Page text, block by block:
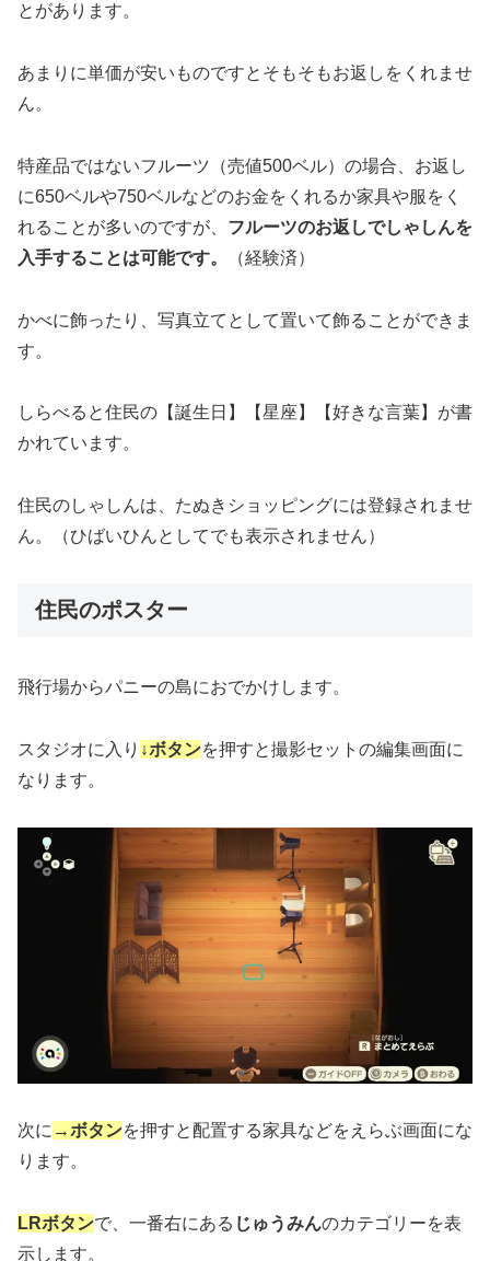
とがあります。
あまりに単価が安いものですとそもそもお返しをくれませ
ん。
特産品ではないフルーツ（売値500ベル）の場合、お返し
に650ベルや750ベルなどのお金をくれるか家具や服をく
れることが多いのですが、 フルーツのお返しでしゃしんを
入手することは可能です。
（経験済）
かべに飾ったり、写真立てとして置いて飾ることができま
す。
しらべると住民の【誕生日】【星座】【好きな言葉】が書
かれています。
住民のしゃしんは、たぬきショッピングには登録されませ
ん。（ひばいひんとしてでも表示されません）
住民のポスター
飛行場からパニーの島におでかけします。
スタジオに入り ↓ボタンを押すと撮影セットの編集画面に
なります。
次に →ボタンを押すと配置する家具などをえらぶ画面にな
ります。
LRボタンで、一番右にある じゅうみんのカテゴリーを表
示します。